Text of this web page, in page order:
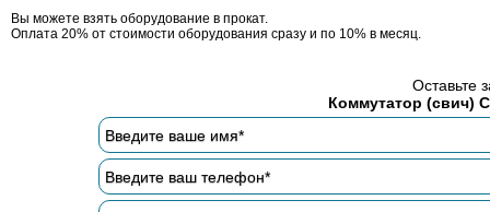
Вы можете взять оборудование в прокат.
Оплата 20% от стоимости оборудования сразу и по 10% в месяц.
Оставьте
Коммутатор (свич)